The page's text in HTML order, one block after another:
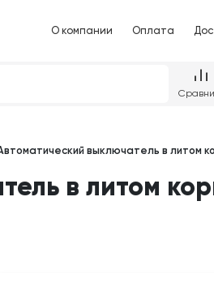
О компании Оплата
выключатель в литом
в литом